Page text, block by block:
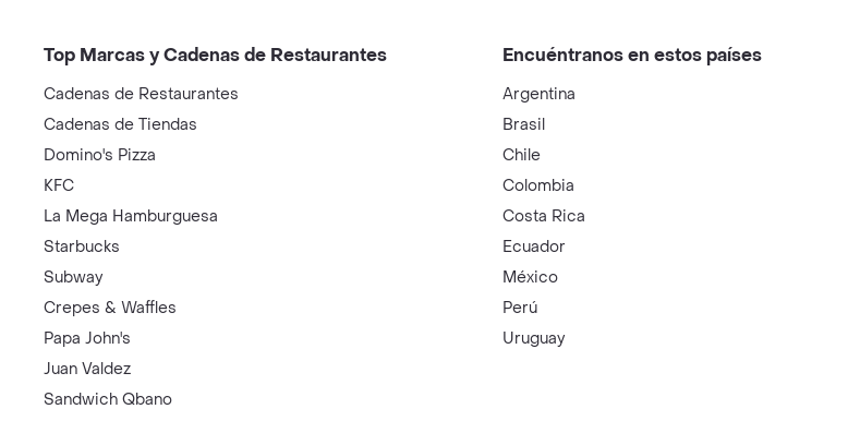
Top Marcas y Cadenas de Restaurantes
Cadenas de Restaurantes
Cadenas de Tiendas
Domino's Pizza
KFC
La Mega Hamburguesa
Starbucks
Subway
Crepes & Waffles
Papa John's
Juan Valdez
Sandwich Qbano
Encuéntranos en estos países
Argentina
Brasil
Chile
Colombia
Costa Rica
Ecuador
México
Perú
Uruguay